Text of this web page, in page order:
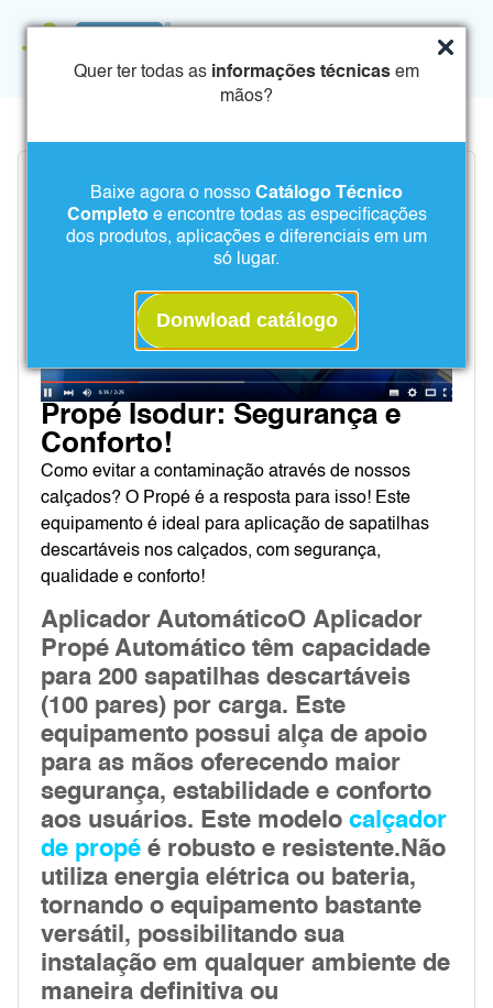
Quer ter todas as informações técnicas em
mãos?
Baixe agora o nosso Catálogo Técnico
Completo e encontre todas as especificações
dos produtos, aplicações e diferenciais em um
só lugar.
Donwload catálogo
Propé Isodur: Segurança e
Conforto!
Como evitar a contaminação através de nossos
calçados? O Propé é a resposta para isso! Este
equipamento é ideal para aplicação de sapatilhas
descartáveis nos calçados, com segurança,
qualidade e conforto!
Aplicador AutomáticoO Aplicador
Propé Automático têm capacidade
para 200 sapatilhas descartáveis
(100 pares) por carga. Este
equipamento possui alça de apoio
para as mãos oferecendo maior
segurança, estabilidade e conforto
aos usuários. Este modelo calçador
de propé é robusto e resistente.Não
utiliza energia elétrica ou bateria,
tornando o equipamento bastante
versátil, possibilitando sua
instalação em qualquer ambiente de
maneira definitiva ou